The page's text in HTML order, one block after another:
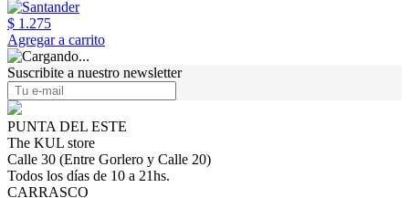
$ 1.275
Agregar a carrito
Suscribite a nuestro newsletter
PUNTA DEL ESTE
The KUL store
Calle 30 (Entre Gorlero y Calle 20)
Todos los días de 10 a 21hs.
CARRASCO